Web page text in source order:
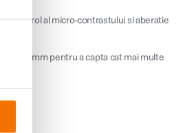
control al micro-contrastului si aberatie
de 46 mm pentru a capta cat mai multe